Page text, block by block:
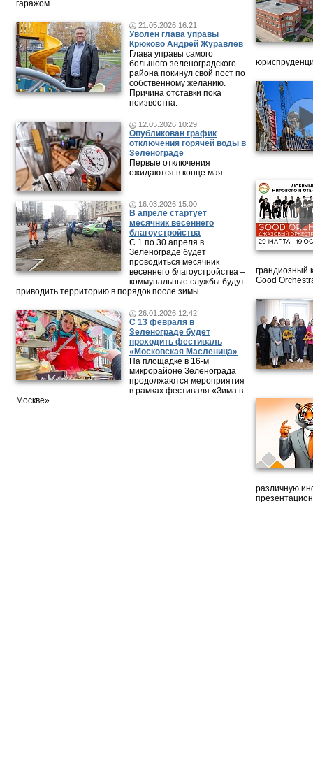
гаражом.
21.05.2026 16:21
Уволен глава управы
Крюково Андрей Журавлев
Глава управы самого
большого зеленоградского
района покинул свой пост по
собственному желанию.
Причина отставки пока
неизвестна.
12.05.2026 10:29
Опубликован график
отключения горячей воды в
Зеленограде
Первые отключения
ожидаются в конце мая.
16.03.2026 15:00
В апреле стартует
месячник весеннего
благоустройства
С 1 по 30 апреля в
Зеленограде будет
проводиться месячник
весеннего благоустройства –
коммунальные службы будут
приводить территорию в порядок после зимы.
26.01.2026 12:42
С 13 февраля в
Зеленограде будет
проходить фестиваль
«Московская Масленица»
На площадке в 16-м
микрорайоне Зеленограда
продолжаются мероприятия
в рамках фестиваля «Зима в
Москве».
грандиозный
Good
различную